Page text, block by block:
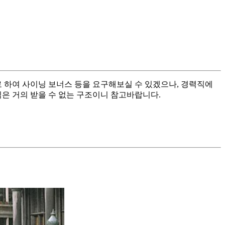
여 사이닝 보너스 등을 요구해보실 수 있겠으나, 경력직에
거의 받을 수 없는 구조이니 참고바랍니다.